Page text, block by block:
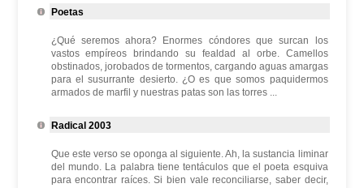
Poetas
¿Qué seremos ahora? Enormes cóndores que surcan los
vastos empíreos brindando su fealdad al orbe. Camellos
obstinados, jorobados de tormentos, cargando aguas amargas
para el susurrante desierto. ¿O es que somos paquidermos
armados de marfil y nuestras patas son las torres ...
Radical 2003
Que este verso se oponga al siguiente. Ah, la sustancia liminar
del mundo. La palabra tiene tentáculos que el poeta esquiva
para encontrar raíces. Si bien vale reconciliarse, saber decir,